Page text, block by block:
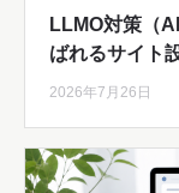
LLMO対策（
ばれるサイト
2026年7月26日